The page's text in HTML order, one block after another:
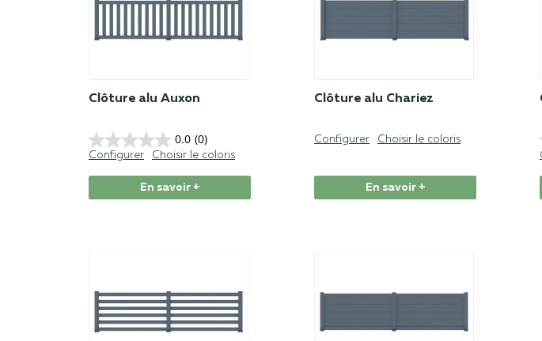
Clôture alu Auxon
0.0 (0)
Configurer Choisir le coloris
En savoir +
Clôture alu Chariez
Configurer Choisir le coloris
En savoir +